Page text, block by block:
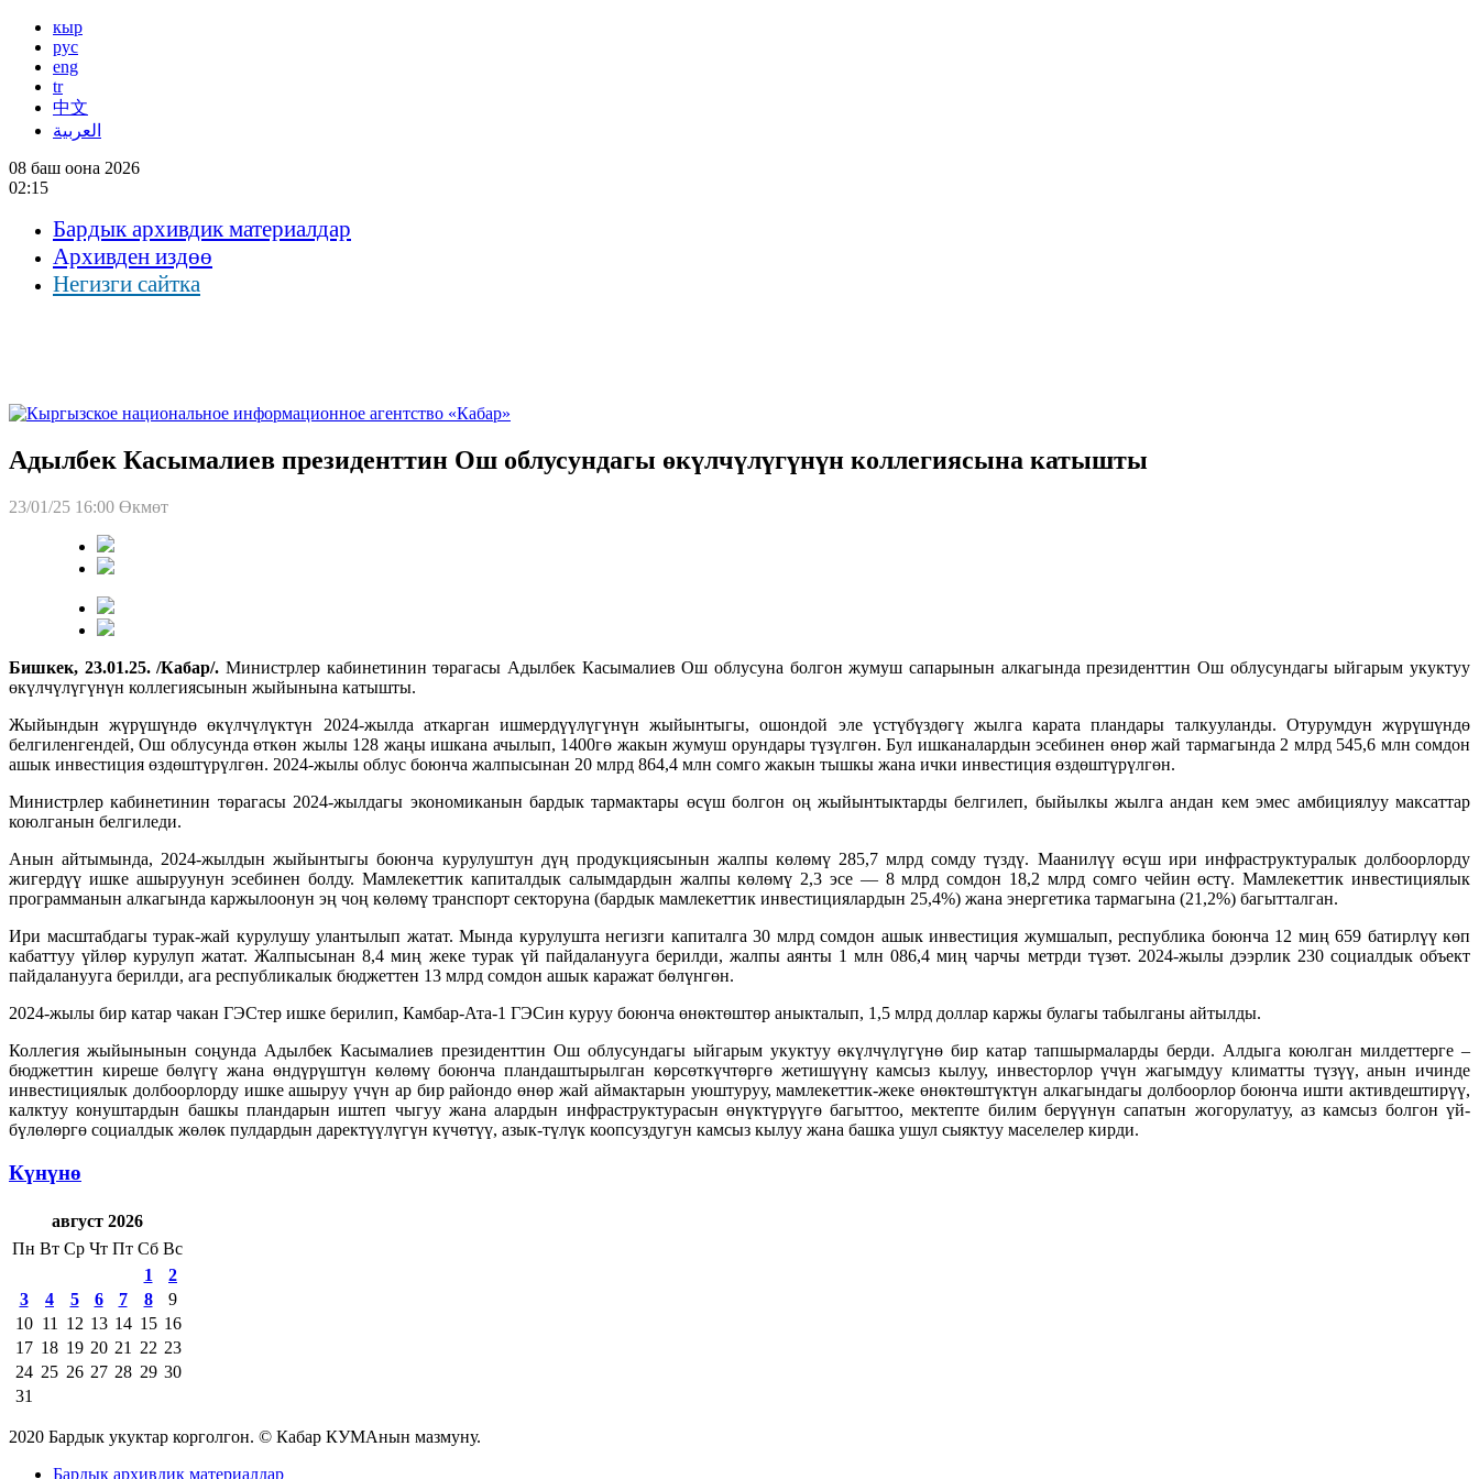
кыр
рус
eng
tr
中文
العربية
08 баш оона 2026
02:15
Бардык архивдик материалдар
Архивден издөө
Негизги сайтка
Адылбек Касымалиев президенттин Ош облусундагы өкүлчүлүгүнүн коллегиясына катышты
23/01/25 16:00 Өкмөт
Бишкек, 23.01.25. /Кабар/. Министрлер кабинетинин төрагасы Адылбек Касымалиев Ош облусуна болгон жумуш сапарынын алкагында президенттин Ош облусундагы ыйгарым укуктуу
өкүлчүлүгүнүн коллегиясынын жыйынына катышты.
Жыйындын жүрүшүндө өкүлчүлүктүн 2024-жылда аткарган ишмердүүлүгүнүн жыйынтыгы, ошондой эле үстүбүздөгү жылга карата пландары талкууланды. Отурумдун жүрүшүндө
белгиленгендей, Ош облусунда өткөн жылы 128 жаңы ишкана ачылып, 1400гө жакын жумуш орундары түзүлгөн. Бул ишканалардын эсебинен өнөр жай тармагында 2 млрд 545,6 млн сомдон
ашык инвестиция өздөштүрүлгөн. 2024-жылы облус боюнча жалпысынан 20 млрд 864,4 млн сомго жакын тышкы жана ички инвестиция өздөштүрүлгөн.
Министрлер кабинетинин төрагасы 2024-жылдагы экономиканын бардык тармактары өсүш болгон оң жыйынтыктарды белгилеп, быйылкы жылга андан кем эмес амбициялуу максаттар
коюлганын белгиледи.
Анын айтымында, 2024-жылдын жыйынтыгы боюнча курулуштун дүң продукциясынын жалпы көлөмү 285,7 млрд сомду түздү. Маанилүү өсүш ири инфраструктуралык долбоорлорду
жигердүү ишке ашыруунун эсебинен болду. Мамлекеттик капиталдык салымдардын жалпы көлөмү 2,3 эсе — 8 млрд сомдон 18,2 млрд сомго чейин өстү. Мамлекеттик инвестициялык
программанын алкагында каржылоонун эң чоң көлөмү транспорт секторуна (бардык мамлекеттик инвестициялардын 25,4%) жана энергетика тармагына (21,2%) багытталган.
Ири масштабдагы турак-жай курулушу улантылып жатат. Мында курулушта негизги капиталга 30 млрд сомдон ашык инвестиция жумшалып, республика боюнча 12 миң 659 батирлүү көп
кабаттуу үйлөр курулуп жатат. Жалпысынан 8,4 миң жеке турак үй пайдаланууга берилди, жалпы аянты 1 млн 086,4 миң чарчы метрди түзөт. 2024-жылы дээрлик 230 социалдык объект
пайдаланууга берилди, ага республикалык бюджеттен 13 млрд сомдон ашык каражат бөлүнгөн.
2024-жылы бир катар чакан ГЭСтер ишке берилип, Камбар-Ата-1 ГЭСин куруу боюнча өнөктөштөр аныкталып, 1,5 млрд доллар каржы булагы табылганы айтылды.
Коллегия жыйынынын соңунда Адылбек Касымалиев президенттин Ош облусундагы ыйгарым укуктуу өкүлчүлүгүнө бир катар тапшырмаларды берди. Алдыга коюлган милдеттерге –
бюджеттин киреше бөлүгү жана өндүрүштүн көлөмү боюнча пландаштырылган көрсөткүчтөргө жетишүүнү камсыз кылуу, инвесторлор үчүн жагымдуу климатты түзүү, анын ичинде
инвестициялык долбоорлорду ишке ашыруу үчүн ар бир райондо өнөр жай аймактарын уюштуруу, мамлекеттик-жеке өнөктөштүктүн алкагындагы долбоорлор боюнча ишти активдештирүү,
калктуу конуштардын башкы пландарын иштеп чыгуу жана алардын инфраструктурасын өнүктүрүүгө багыттоо, мектепте билим берүүнүн сапатын жогорулатуу, аз камсыз болгон үй-
бүлөлөргө социалдык жөлөк пулдардын даректүүлүгүн күчөтүү, азык-түлүк коопсуздугун камсыз кылуу жана башка ушул сыяктуу маселелер кирди.
Күнүнө
август 2026
Пн Вт Ср Чт Пт Сб Вс
1
2
3
4 5 6 7 8
9
10 11 12 13 14 15 16
17 18 19 20 21 22 23
24 25 26 27 28 29 30
31
2020 Бардык укуктар корголгон. © Кабар КУМАнын мазмуну.
Бардык архивдик материалдар